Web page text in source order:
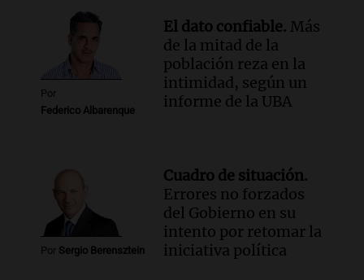
Por
Federico Albarenque
El dato confiable. Más
de la mitad de la
población reza en la
intimidad, según un
informe de la UBA
Por Sergio Berensztein
Cuadro de situación.
Errores no forzados
del Gobierno en su
intento por retomar la
iniciativa política